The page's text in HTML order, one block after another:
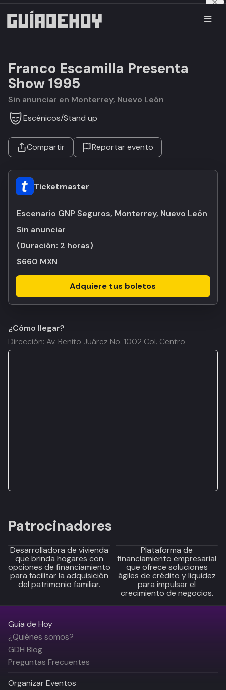
Franco Escamilla Presenta
Show 1995
Sin anunciar en Monterrey, Nuevo León
Escénicos/Stand up
Compartir Reportar evento
Ticketmaster
Escenario GNP Seguros, Monterrey, Nuevo León
Sin anunciar
(Duración: 2 horas)
$660 MXN
Adquiere tus boletos
¿Cómo llegar?
Dirección: Av. Benito Juárez No. 1002 Col. Centro
Patrocinadores
Desarrolladora de vivienda
que brinda hogares con
opciones de financiamiento
para facilitar la adquisición
del patrimonio familiar.
Plataforma de
financiamiento empresarial
que ofrece soluciones
ágiles de crédito y liquidez
para impulsar el
crecimiento de negocios.
Guía de Hoy
¿Quiénes somos?
GDH Blog
Preguntas Frecuentes
Organizar Eventos